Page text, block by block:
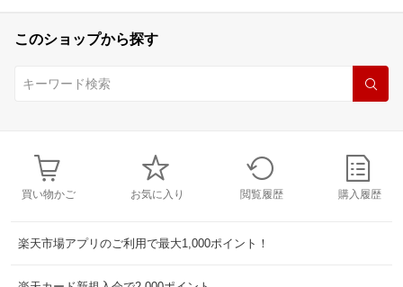
このショップから探す
買い物かご お気に入り 閲覧履歴 購入履歴
楽天市場アプリのご利用で最大1,000ポイント！